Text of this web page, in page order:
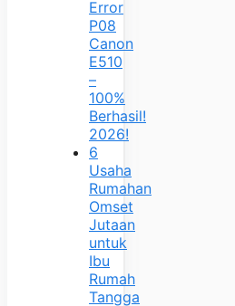
Error
P08
Canon
E510
–
100%
Berhasil!
2026!
6
Usaha
Rumahan
Omset
Jutaan
untuk
Ibu
Rumah
Tangga